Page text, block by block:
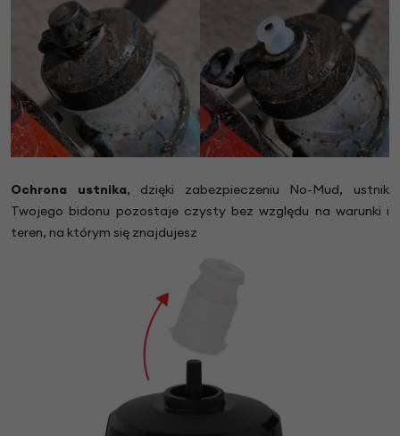
Ochrona ustnika, dzięki zabezpieczeniu No-Mud, ustnik
Twojego bidonu pozostaje czysty bez względu na warunki i
teren, na którym się znajdujesz